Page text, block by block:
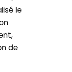
le
de